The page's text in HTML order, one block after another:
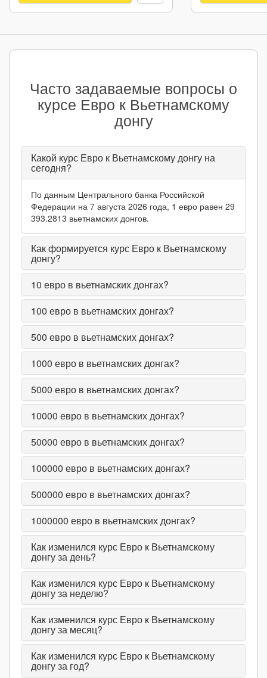
Часто задаваемые вопросы о
курсе Евро к Вьетнамскому
донгу
Какой курс Евро к Вьетнамскому донгу на
сегодня?
По данным Центрального банка Российской
Федерации на 7 августа 2026 года, 1 евро равен 29
393.2813 вьетнамских донгов.
Как формируется курс Евро к Вьетнамскому
донгу?
10 евро в вьетнамских донгах?
100 евро в вьетнамских донгах?
500 евро в вьетнамских донгах?
1000 евро в вьетнамских донгах?
5000 евро в вьетнамских донгах?
10000 евро в вьетнамских донгах?
50000 евро в вьетнамских донгах?
100000 евро в вьетнамских донгах?
500000 евро в вьетнамских донгах?
1000000 евро в вьетнамских донгах?
Как изменился курс Евро к Вьетнамскому
донгу за день?
Как изменился курс Евро к Вьетнамскому
донгу за неделю?
Как изменился курс Евро к Вьетнамскому
донгу за месяц?
Как изменился курс Евро к Вьетнамскому
донгу за год?